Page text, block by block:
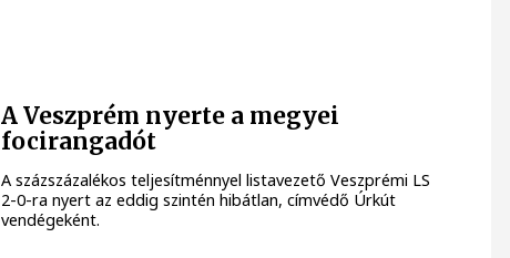
A Veszprém nyerte a megyei
focirangadót
A százszázalékos teljesítménnyel listavezető Veszprémi LS
2-0-ra nyert az eddig szintén hibátlan, címvédő Úrkút
vendégeként.